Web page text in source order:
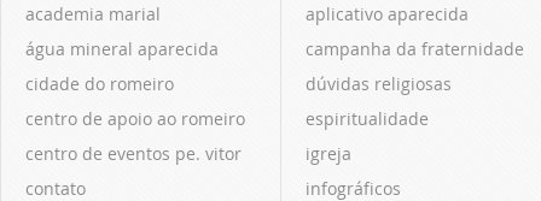
academia marial
água mineral aparecida
cidade do romeiro
centro de apoio ao romeiro
centro de eventos pe. vitor
contato
aplicativo aparecida
campanha da fraternidade
dúvidas religiosas
espiritualidade
igreja
infográficos